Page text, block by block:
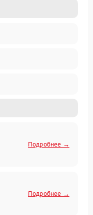
Подробнее →
Подробнее →